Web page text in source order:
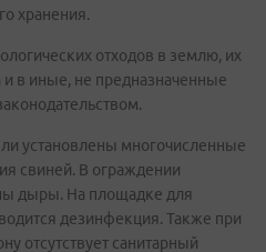
хранения.
отходов в землю, их
и в иные, не предназначенные
установлены многочисленные
свиней. В ограждении
дыры. На площадке для
дезинфекция. Также при
отсутствует санитарный